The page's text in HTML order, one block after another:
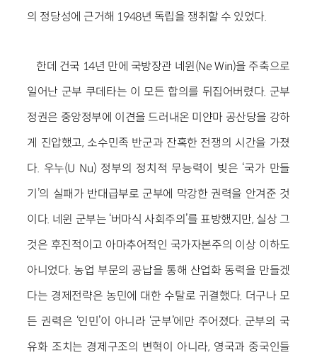
의 정당성에 근거해 1948년 독립을 쟁취할 수 있었다.
한데 건국 14년 만에 국방장관 네윈(Ne Win)을 주축으로
일어난 군부 쿠데타는 이 모든 합의를 뒤집어버렸다. 군부
정권은 중앙정부에 이견을 드러내온 미얀마 공산당을 강하
게 진압했고, 소수민족 반군과 잔혹한 전쟁의 시간을 가졌
다. 우누(U Nu) 정부의 정치적 무능력이 빚은 ‘국가 만들
기’의 실패가 반대급부로 군부에 막강한 권력을 안겨준 것
이다. 네윈 군부는 ‘버마식 사회주의’를 표방했지만, 실상 그
것은 후진적이고 아마추어적인 국가자본주의 이상 이하도
아니었다. 농업 부문의 공납을 통해 산업화 동력을 만들겠
다는 경제전략은 농민에 대한 수탈로 귀결했다. 더구나 모
든 권력은 ‘인민’이 아니라 ‘군부’에만 주어졌다. 군부의 국
유화 조치는 경제구조의 변혁이 아니라, 영국과 중국인들